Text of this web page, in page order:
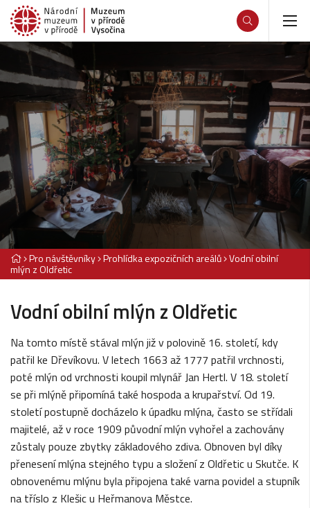
Pro návštěvníky Prohlídka expozičních areálů Vodní obilní
mlýn z Oldřetic
Vodní obilní mlýn z Oldřetic
Na tomto místě stával mlýn již v polovině 16. století, kdy
patřil ke Dřevíkovu. V letech 1663 až 1777 patřil vrchnosti,
poté mlýn od vrchnosti koupil mlynář Jan Hertl. V 18. století
se při mlýně připomíná také hospoda a krupařství. Od 19.
století postupně docházelo k úpadku mlýna, často se střídali
majitelé, až v roce 1909 původní mlýn vyhořel a zachovány
zůstaly pouze zbytky základového zdiva. Obnoven byl díky
přenesení mlýna stejného typu a složení z Oldřetic u Skutče. K
obnovenému mlýnu byla připojena také varna povidel a stupník
na tříslo z Klešic u Heřmanova Městce.